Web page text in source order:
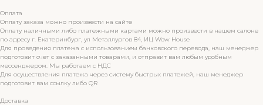
Оплата
Оплату заказа можно произвести на сайте
Оплату наличными либо платежными картами можно произвести в нашем салоне
по адресу г. Екатеринбург, ул Металлургов 84, ИЦ Wow House
Для проведения платежа с использованием банковского перевода, наш менеджер
подготовит счет с заказанными товарами, и отправит вам любым удобным
мессенджером. Мы работаем с НДС
Для осуществления платежа через систему быстрых платежей, наш менеджер
подготовит вам ссылку либо QR
Доставка